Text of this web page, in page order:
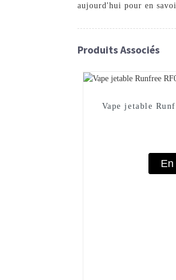
aujourd'hui pour en
Produits Associés
Vape jetable